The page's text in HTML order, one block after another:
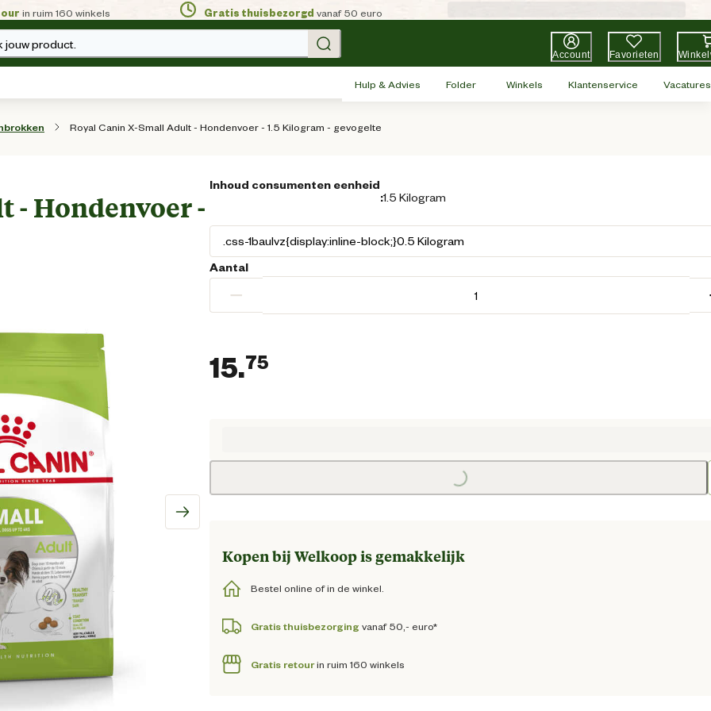
in ruim 160 winkels Gratis thuisbezorgd vanaf 50 euro
jouw product.
Account Favorieten
Hulp & Advies Folder Winkels Klantenservice Vacatures
Royal Canin X-Small Adult - Hondenvoer - 1.5 Kilogram - gevogelte
- Hondenvoer -
Inhoud consumenten eenheid
:1.5 Kilogram
Aantal
−
15.75
Loading...
Kopen bij Welkoop is gemakkelijk
Bestel online of in de winkel.
Gratis thuisbezorging vanaf 50,- euro*
Gratis retourin ruim 160 winkels